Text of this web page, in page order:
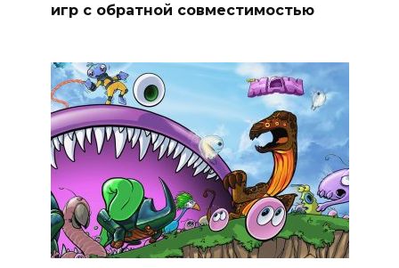
игр с обратной совместимостью